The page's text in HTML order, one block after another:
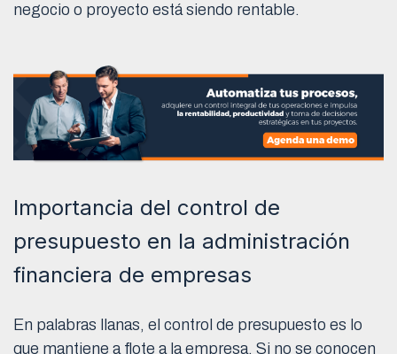
negocio o proyecto está siendo rentable.
Importancia del control de
presupuesto en la administración
financiera de empresas
En palabras llanas, el control de presupuesto es lo
que mantiene a flote a la empresa. Si no se conocen